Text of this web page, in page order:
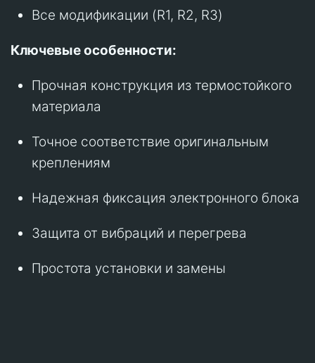
Все модификации (R1, R2, R3)
Ключевые особенности:
Прочная конструкция из термостойкого
материала
Точное соответствие оригинальным
креплениям
Надежная фиксация электронного блока
Защита от вибраций и перегрева
Простота установки и замены